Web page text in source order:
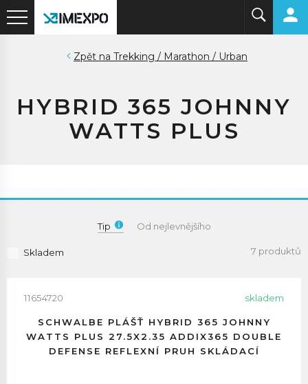
Trekking / Marathon / Urban
HYBRID 365 JOHNNY
WATTS PLUS
Tip Od nejlevnějšího
Skladem 7 produktů
11654720 skladem
SCHWALBE PLÁŠŤ HYBRID 365 JOHNNY
WATTS PLUS 27.5X2.35 ADDIX365 DOUBLE
DEFENSE REFLEXNÍ PRUH SKLÁDACÍ